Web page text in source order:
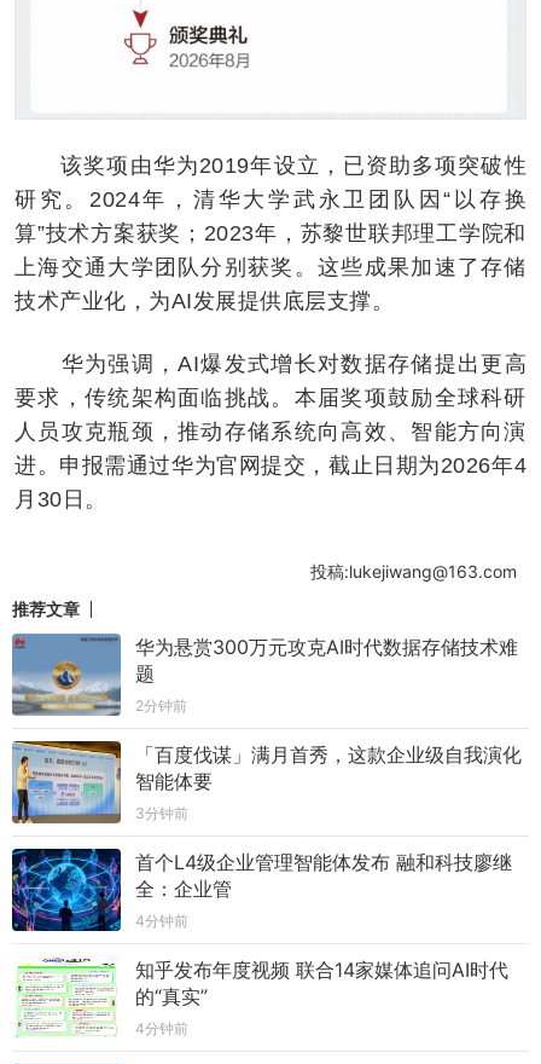
该奖项由华为2019年设立，已资助多项突破性
研究。2024年，清华大学武永卫团队因“以存换
算”技术方案获奖；2023年，苏黎世联邦理工学院和
上海交通大学团队分别获奖。这些成果加速了存储
技术产业化，为AI发展提供底层支撑。
华为强调，AI爆发式增长对数据存储提出更高
要求，传统架构面临挑战。本届奖项鼓励全球科研
人员攻克瓶颈，推动存储系统向高效、智能方向演
进。申报需通过华为官网提交，截止日期为2026年4
月30日。
投稿:lukejiwang@163.com
推荐文章
华为悬赏300万元攻克AI时代数据存储技术难
题
2分钟前
「百度伐谋」满月首秀，这款企业级自我演化
智能体要
3分钟前
首个L4级企业管理智能体发布 融和科技廖继
全：企业管
4分钟前
知乎发布年度视频 联合14家媒体追问AI时代
的“真实”
4分钟前